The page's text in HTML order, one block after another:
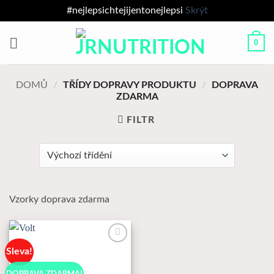
#nejlepsichtejijentonejlepsi Skrýt
0
DOMŮ / TŘÍDY DOPRAVY PRODUKTU /
DOPRAVA
ZDARMA
FILTR
Vzorky doprava zdarma
Sleva!